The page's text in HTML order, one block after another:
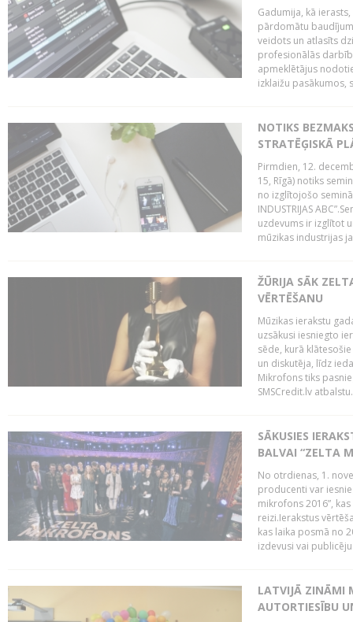
Gadumija, kā
pārdomātu
veidots un atlasīts
profesionālās
apmeklētājus
izklaižu pasākumos,
NOTIKS
STRATĒĢISKĀ
Pirmdien, 12.
15, Rīgā) notiks
no izglītojošo
INDUSTRIJAS
uzdevums ir izglītot
mūzikas industrijas
ŽŪRIJA SĀK
VĒRTĒŠANU
Mūzikas ierakstu
uzsākusi iesniegto
sēde, kurā
un diskutēja, līdz
Mikrofons tiks
SMSCredit.lv
SĀKUSIES
BALVAI “ZELTA
No otrdienas, 1.
producenti var
mikrofons 2016”,
reizi.Ierakstus
kas laika posmā no
izdevusi vai
LATVIJĀ ZINĀMI
AUTORTIESĪBU